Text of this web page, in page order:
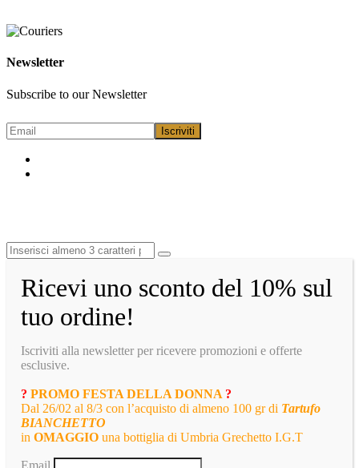
Newsletter
Subscribe to our Newsletter
Ricevi uno sconto del 10% sul
tuo ordine!
Iscriviti alla newsletter per ricevere promozioni e offerte
esclusive.
? PROMO FESTA DELLA DONNA ?
Dal 26/02 al 8/3 con l’acquisto di almeno 100 gr di Tartufo
BIANCHETTO
in OMAGGIO una bottiglia di Umbria Grechetto I.G.T
Email